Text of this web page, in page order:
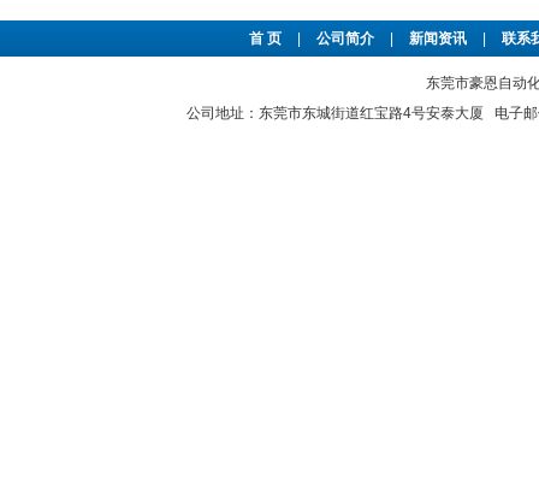
首 页 公司简介 新闻资讯 联系
东莞市豪恩自动
公司地址：东莞市东城街道红宝路4号安泰大厦 电子